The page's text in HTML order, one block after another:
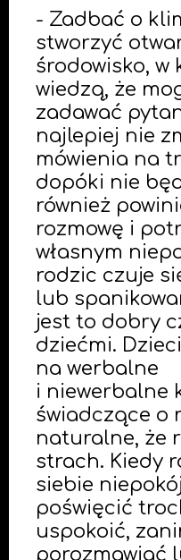
- Zadbać o
stworzyć
środowisko, w
wiedzą, że
zadawać
najlepiej nie
mówienia na
dopóki nie
również
rozmowę i
własnym
rodzic czuje
lub
jest to dobry
dziećmi.
na werbalne
i niewerbalne
świadczące o
naturalne, że
strach. Kiedy
siebie
poświęcić
uspokoić,
porozmawiać